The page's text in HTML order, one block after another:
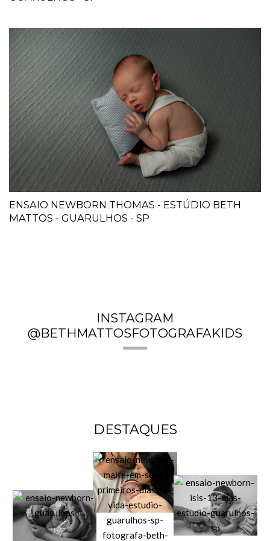
ENSAIO NEWBORN THOMAS - ESTÚDIO BETH
MATTOS - GUARULHOS - SP
INSTAGRAM
@BETHMATTOSFOTOGRAFAKIDS
DESTAQUES